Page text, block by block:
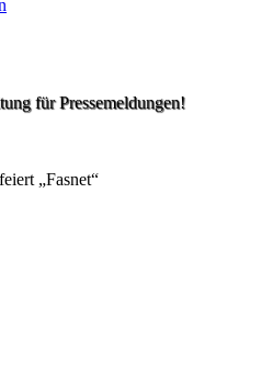
für Pressemeldungen!
„Fasnet“